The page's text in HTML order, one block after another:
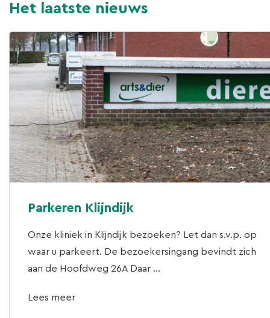
Het laatste nieuws
Parkeren Klijndijk
Onze kliniek in Klijndijk bezoeken? Let dan s.v.p. op
waar u parkeert. De bezoekersingang bevindt zich
aan de Hoofdweg 26A Daar ...
Lees meer